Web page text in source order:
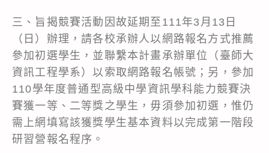
三、旨揭競賽活動因故延期至111年3月13日
（日）辦理，請各校承辦人以網路報名方式推薦
參加初選學生，並聯繫本計畫承辦單位（臺師大
資訊工程學系）以索取網路報名帳號；另，參加
110學年度普通型高級中學資訊學科能力競賽決
賽獲一等、二等獎之學生，毋須參加初選，惟仍
需上網填寫該獲獎學生基本資料以完成第一階段
研習營報名程序。